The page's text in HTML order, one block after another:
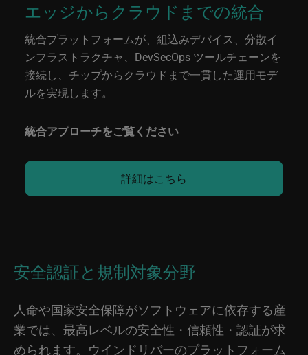
エッジからクラウドまでの統合
統合プラットフォームが、組込みデバイス、分散イ
ンフラストラクチャ、DevSecOps ツールチェーンを
接続し、チップからクラウドまで一貫した運用モデ
ルを実現します。
統合アプローチをご覧ください
詳細はこちら
安全認証と規制対象分野
人命や国家安全保障がソフトウェアに依存する産
業では、最高レベルの安全性・信頼性・認証が求
められます。ウインドリバーのプラットフォーム